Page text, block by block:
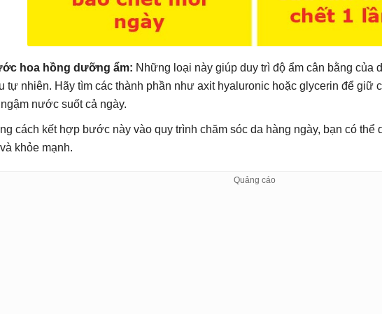
hoa hồng dưỡng ẩm: Những loại này giúp duy trì độ ẩm cân bằng của
tự nhiên. Hãy tìm các thành phần như axit hyaluronic hoặc glycerin để giữ
nước suốt cả ngày.
cách kết hợp bước này vào quy trình chăm sóc da hàng ngày, bạn có thể
khỏe mạnh.